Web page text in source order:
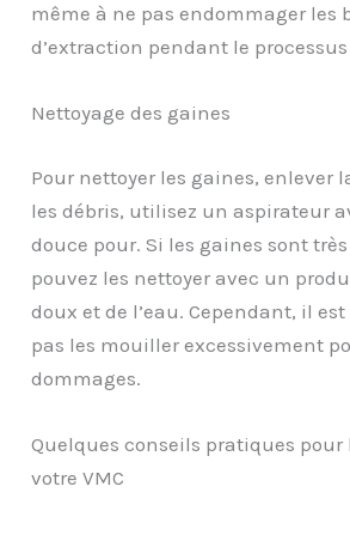
même à ne pas endommager les
d’extraction pendant le
Nettoyage des gaines
Pour nettoyer les gaines, enlever
les débris, utilisez un aspirateur
douce pour. Si les gaines sont
pouvez les nettoyer avec un
doux et de l’eau. Cependant, il
pas les mouiller excessivement
dommages.
Quelques conseils pratiques pour
votre VMC